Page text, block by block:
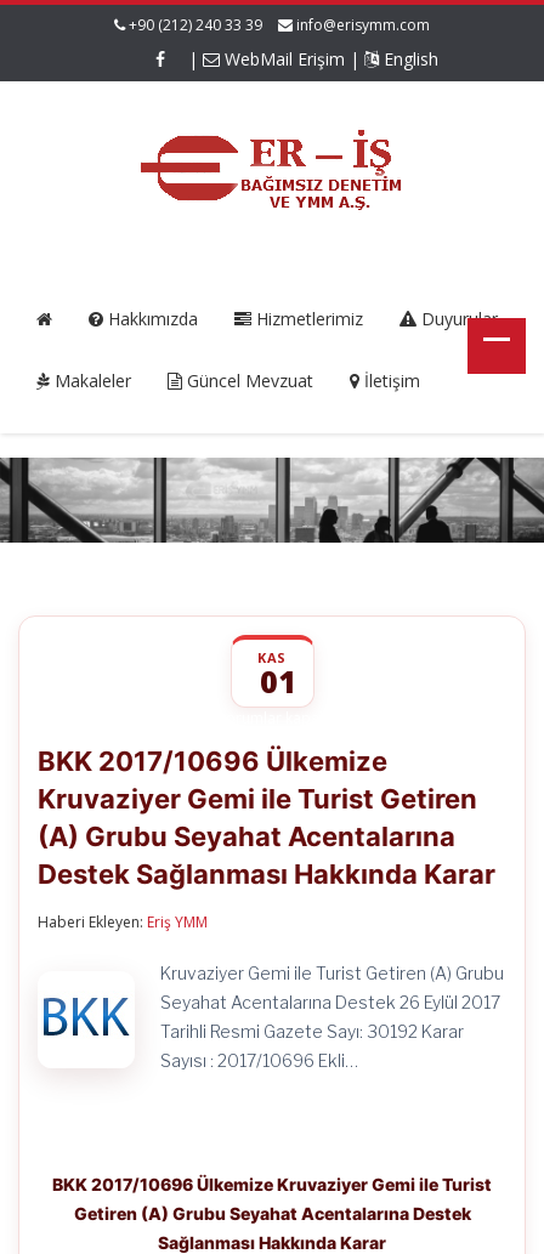
+90 (212) 240 33 39 info@erisymm.com
| WebMail Erişim | English
Hakkımızda Hizmetlerimiz Duyurular
Makaleler Güncel Mevzuat İletişim
KAS
01
Ülkemize
Kruvaziyer
Gemi
Turist
(A)
Destek
Sağlanması
Hakkında
Karar
BKK 2017/10696 Ülkemize
Kruvaziyer Gemi ile Turist Getiren
(A) Grubu Seyahat Acentalarına
Destek Sağlanması Hakkında Karar
Haberi Ekleyen: Eriş YMM
Kruvaziyer Gemi ile Turist Getiren (A) Grubu
Seyahat Acentalarına Destek 26 Eylül 2017
Tarihli Resmi Gazete Sayı: 30192 Karar
Sayısı : 2017/10696 Ekli…
BKK 2017/10696 Ülkemize Kruvaziyer Gemi ile Turist
Getiren (A) Grubu Seyahat Acentalarına Destek
Sağlanması Hakkında Karar